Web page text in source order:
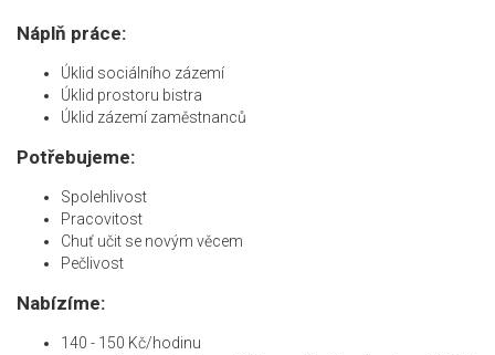
Náplň práce:
Úklid sociálního zázemí
Úklid prostoru bistra
Úklid zázemí zaměstnanců
Potřebujeme:
Spolehlivost
Pracovitost
Chuť učit se novým věcem
Pečlivost
Nabízíme:
140 - 150 Kč/hodinu